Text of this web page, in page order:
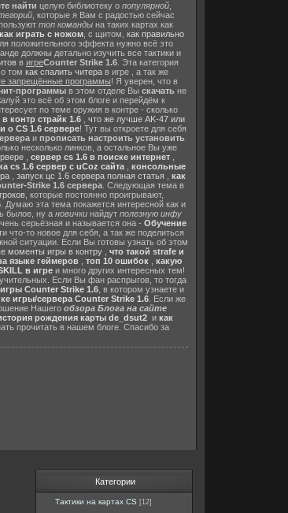
найти целую библиотеку о популярной,
, которые я Вам с радостью сейчас
топ командына таких картах как
как играть с ножом, с щитом, как правильно
положительного эффекта нужно всё это
должны детально изучить все тактики и
в игреCounter Strike 1.6 . Эта категория
о том как спалить читера в игре , а так же
запрещённые программы! Я уверен, что в
программы в этом отделе Вы скачать не
это всё об этом блоге и перейдём к
по теме оружия в контре - сколько
контр страйк 1.6
что же лучше AK-47 или
о CS 1.6 сервере! Тут вы откроете для себя
и прописать настроить установить
несколько линков, а остальное Вы уже
, сервер cs 1.6 в поиске интернет,
cs 1.6 сервер с uCoz сайта, консольные
, запуск цс 1.6 сервера полная статья, как
Strike 1.6 сервера. Следующая тема в
, которые постоянно проигрывают,
. Думаю эта тема покажется интересной как и
былое, ну а новичкинайдут полезную инфу
серьёзная и называется она - Обучение
то новое для себя, а так же поделиться
ситуации. Если Вы готовы узнать об этом
моменты игры в контру
что такой strafe и
языке геймеров, топ 10 ошибок, какую
в игреи много других интересных тем!
Если Вы фан распрыгов, то тогда
Counter Strike 1.6, в котором узнаете и
игры/сервера Counter Strike 1.6 . Если же
Нашего обзора Блога на сайте
рождения карты de_dsut2и как
прочитать в нашем блоге. Спасибо за
Категории
Тактики на картах CS [12]